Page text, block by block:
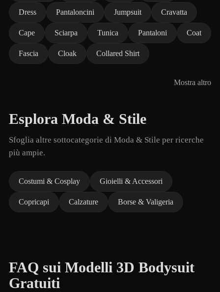
Dress Pantaloncini Jumpsuit Cravatta
Cape Sciarpa Tunica Pantaloni Coat
Fascia Cloak Collared Shirt
Mostra altro
Esplora Moda & Stile
Sfoglia altre sottocategorie di Moda & Stile per ricerche
più ampie.
Costumi & Cosplay Gioielli & Accessori
Copricapi Calzature Borse & Valigeria
FAQ sui Modelli 3D Bodysuit
Gratuiti